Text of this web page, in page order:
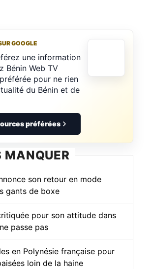
GOOGLE
une information
Bénin Web TV
pour ne rien
du Bénin et de
préférées
MANQUER
son retour en mode
gants de boxe
pour son attitude dans
passe pas
en Polynésie française pour
loin de la haine